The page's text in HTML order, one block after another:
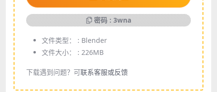
密码 : 3wna
文件类型： : Blender
文件大小： : 226MB
下载遇到问题？可联系客服或反馈